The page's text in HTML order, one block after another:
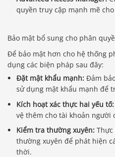
quyền truy cập mạnh mẽ
Bảo mật bổ sung cho phân
Để bảo mật hơn cho hệ thống
dụng các biện pháp sau đây:
Đặt mật khẩu mạnh: Đảm
sử dụng mật khẩu mạnh để
Kích hoạt xác thực hai yếu tố:
vệ thêm cho tài khoản người
Kiểm tra thường xuyên:
thường xuyên để phát hiện
thời.